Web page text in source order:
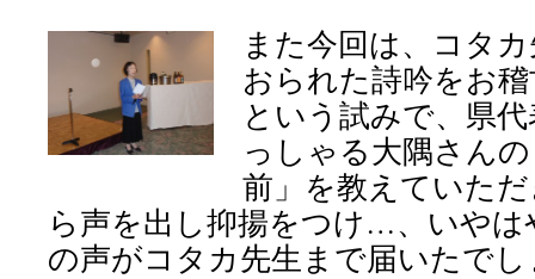
また今回は、
コタ
おられた詩吟をお
という試みで、県
っしゃる大隅さん
前」を教えていた
ら声を出し抑揚をつけ…、いや
の声がコタカ先生まで届いたで